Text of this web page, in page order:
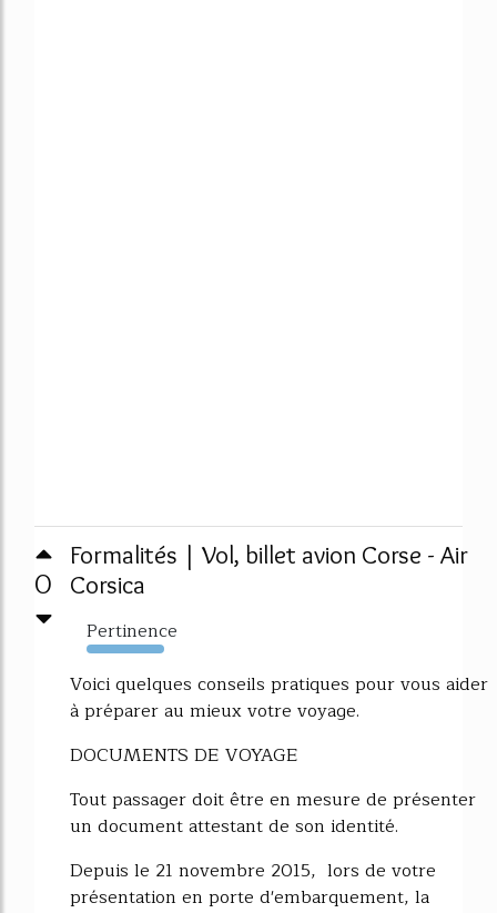
0
Formalités | Vol, billet avion Corse - Air
Corsica
Pertinence
1063%
Voici quelques conseils pratiques pour vous aider
à préparer au mieux votre voyage.
DOCUMENTS DE VOYAGE
Tout passager doit être en mesure de présenter
un document attestant de son identité.
Depuis le 21 novembre 2015, lors de votre
présentation en porte d'embarquement, la